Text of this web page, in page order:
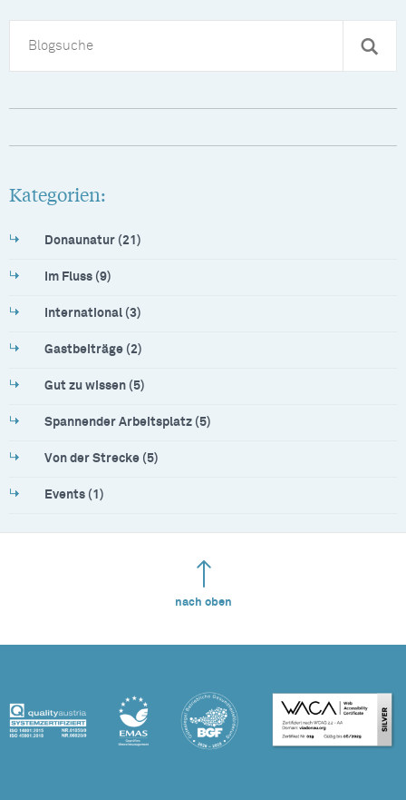
Kategorien:
Donaunatur (21)
Im Fluss (9)
International (3)
Gastbeiträge (2)
Gut zu wissen (5)
Spannender Arbeitsplatz (5)
Von der Strecke (5)
Events (1)
nach oben